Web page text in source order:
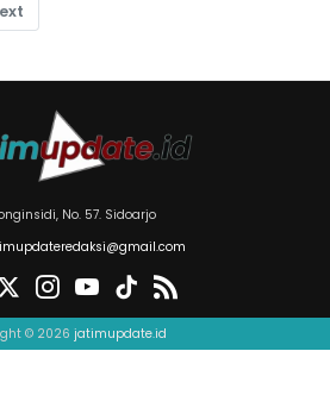
No. 57. Sidoarjo
© 2026 jatimupdate.id